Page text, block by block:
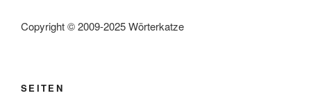
Copyright © 2009-2025 Wörterkatze
SEITEN